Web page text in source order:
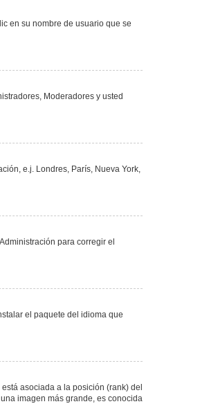
en su nombre de usuario que se
Moderadores y usted
e.j. Londres, París, Nueva York,
para corregir el
el paquete del idioma que
asociada a la posición (rank) del
imagen más grande, es conocida